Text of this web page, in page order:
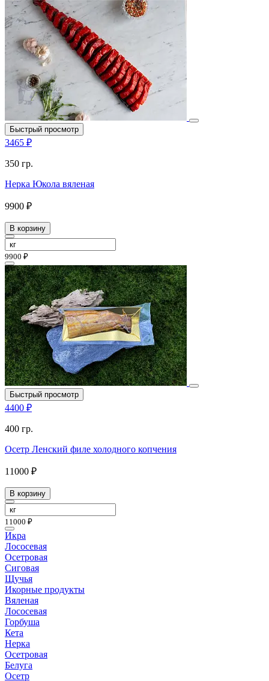
Быстрый просмотр
3465 ₽
350 гр.
Нерка Юкола вяленая
9900 ₽
В корзину
9900 ₽
Быстрый просмотр
4400 ₽
400 гр.
Осетр Ленский филе холодного копчения
11000 ₽
В корзину
11000 ₽
Икра
Лососевая
Осетровая
Сиговая
Щучья
Икорные продукты
Вяленая
Лососевая
Горбуша
Кета
Нерка
Осетровая
Белуга
Осетр